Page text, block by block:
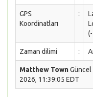
GPS
Koordinatları
:
Zaman dilimi :
Matthew TownGüncel
2026, 11:39:05 EDT